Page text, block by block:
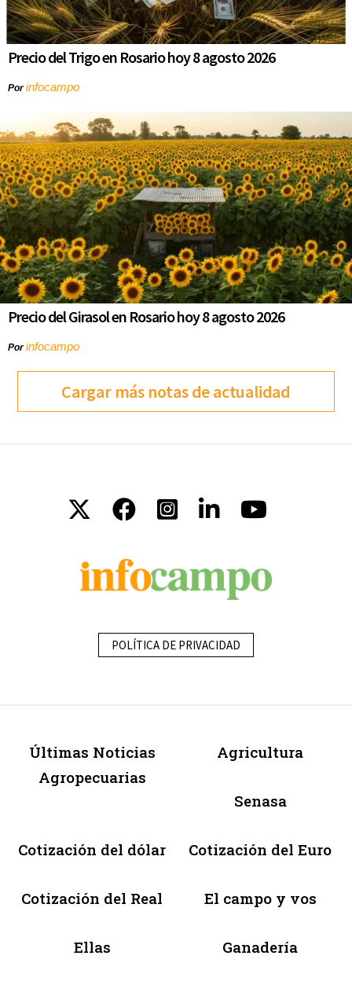
Precio del Trigo en Rosario hoy 8 agosto 2026
Porinfocampo
Precio del Girasol en Rosario hoy 8 agosto 2026
Porinfocampo
Cargar más notas de actualidad
POLÍTICA DE PRIVACIDAD
Últimas Noticias
Agropecuarias
Agricultura
Senasa
Cotización del dólar Cotización del Euro
Cotización del Real El campo y vos
Ellas Ganadería